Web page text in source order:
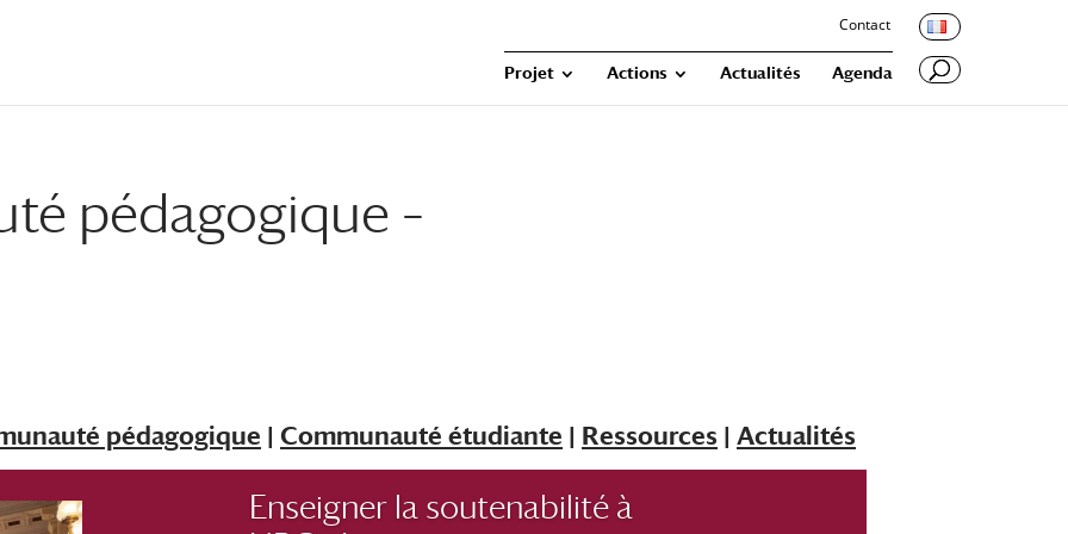
Contact
Projet Actions Actualités Agenda
pédagogique –
pédagogique | Communauté étudiante | Ressources | Actualités
Enseigner la soutenabilité à